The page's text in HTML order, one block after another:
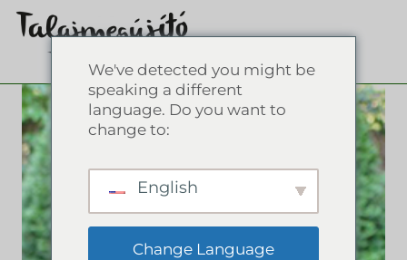
We've detected you might be
speaking a different
language. Do you want to
change to:
English
Change Language